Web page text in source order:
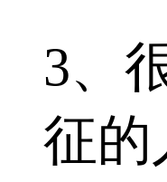
3、
征的